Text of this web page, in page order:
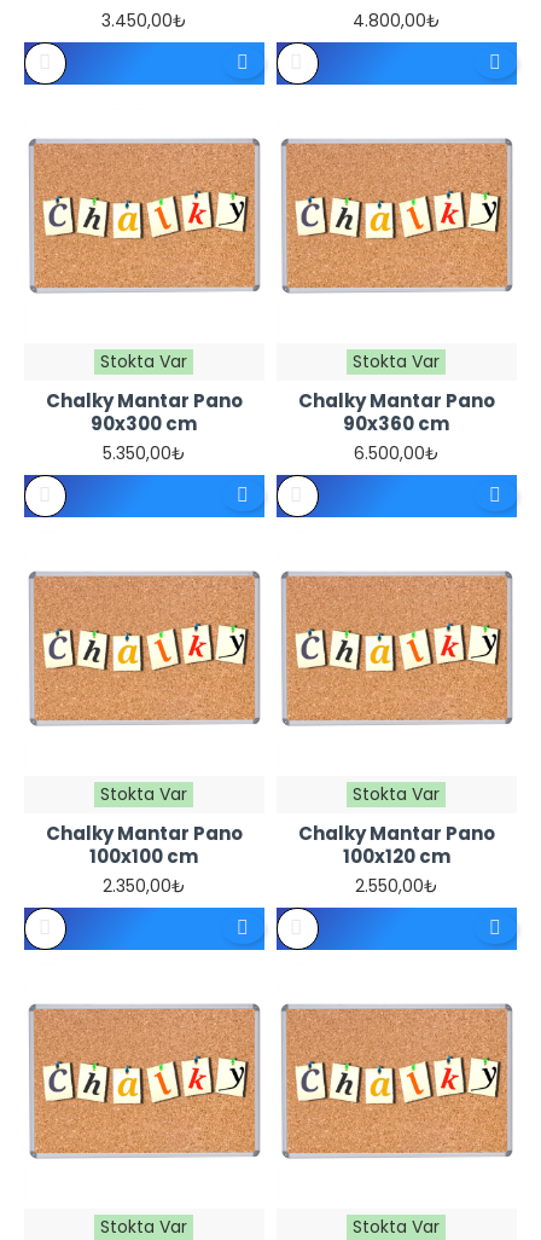
3.450,00₺ 4.800,00₺
Stokta Var
Chalky Mantar Pano
90x300 cm
5.350,00₺
Stokta Var
Chalky Mantar Pano
90x360 cm
6.500,00₺
Stokta Var
Chalky Mantar Pano
100x100 cm
2.350,00₺
Stokta Var
Chalky Mantar Pano
100x120 cm
2.550,00₺
Stokta Var Stokta Var